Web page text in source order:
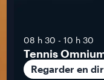
08 h 30 - 10 h 30
Tennis
Regarder en